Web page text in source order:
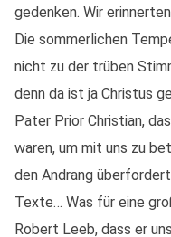
gedenken. Wir
Die sommerlichen
nicht zu der trüben
denn da ist ja Christus
Pater Prior Christian,
waren, um mit uns zu
den Andrang
Texte… Was für eine
Robert Leeb, dass er